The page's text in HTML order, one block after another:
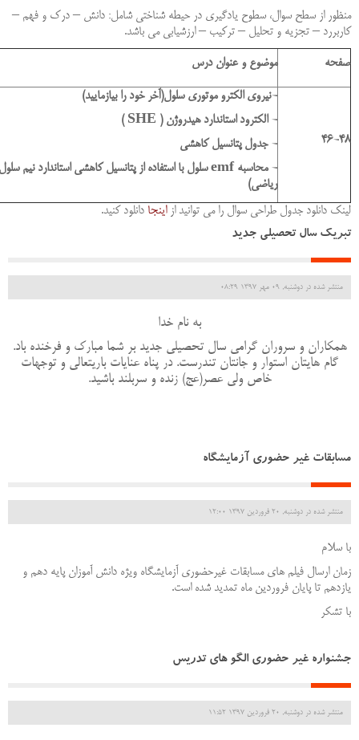
منظور از سطح سوال، سطوح یادگیری در حیطه شناختی شامل: دانش – درک و فهم –
کاربررد – تجزیه و تحلیل – ترکیب – ارزشیابی می باشد.
صفحه موضوع و عنوان درس
46-48
-نیروی الکترو موتوری سلول(آخر خود را بیازمایید)
- الکترود استاندارد هیدروژن ( SHE
)
- جدول پتانسیل کاهشی
- محاسبه emfسلول با استفاده از پتانسیل کاهشی استاندارد نیم
ریاضی)
لینک دانلود جدول طراحی سوال را می توانید ازاینجا دانلود کنید.
تبریک سال تحصیلی جدید
منتشر شده در دوشنبه, 09 مهر 1397 08:29
به نام خدا
همکاران و سروران گرامی سال تحصیلی جدید بر شما مبارک و فرخنده باد.
گام هایتان استوار و جانتان تندرست. در پناه عنایات باریتعالی و توجهات
خاص ولی عصر(عج) زنده و سربلند باشید.
مسابقات غیر حضوری آزمایشگاه
منتشر شده در دوشنبه, 20 فروردين 1397 12:00
با سلام
زمان ارسال فیلم های مسابقات غیرحضوری آزمایشگاه ویژه دانش آموزان پایه دهم و
یازدهم تا پایان فروردین ماه تمدید شده است.
با تشکر
جشنواره غیر حضوری الگو های تدریس
منتشر شده در دوشنبه, 20 فروردين 1397 11:52